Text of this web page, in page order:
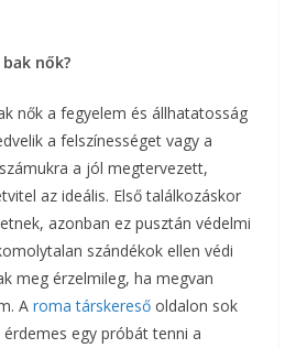
nők?
nők a fegyelem és állhatatosság
a felszínességet vagy a
a jól megtervezett,
az ideális. Első találkozáskor
azonban ez pusztán védelmi
szándékok ellen védi
meg érzelmileg, ha megvan
A roma társkereső oldalon sok
egy próbát tenni a